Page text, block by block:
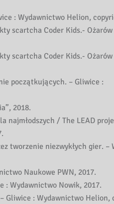
: Wydawnictwo Helion,
scartcha Coder Kids.- Ożarów
scartcha Coder Kids.- Ożarów
początkujących. – Gliwice :
2018.
najmłodszych / The LEAD
tworzenie niezwykłych gier. –
Naukowe PWN, 2017.
: Wydawnictwo Nowik, 2017.
Gliwice : Wydawnictwo